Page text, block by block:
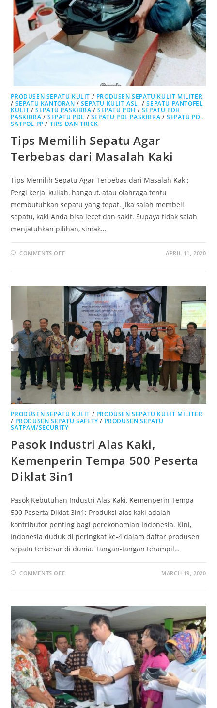
PRODUSEN SEPATU KULIT / PRODUSEN SEPATU KULIT MILITER
/ SEPATU KANTORAN /SEPATU KULIT ASLI /SEPATU PANTOFEL
KULIT /SEPATU PASKIBRA /SEPATU PDH / SEPATU PDH
PASKIBRA /SEPATU PDL / SEPATU PDL PASKIBRA /SEPATU PDL
SATPOL PP / TIPS DAN TRICK
Tips Memilih Sepatu Agar
Terbebas dari Masalah Kaki
Tips Memilih Sepatu Agar Terbebas dari Masalah Kaki;
Pergi kerja, kuliah, hangout, atau olahraga tentu
membutuhkan sepatu yang tepat. Jika salah membeli
sepatu, kaki Anda bisa lecet dan sakit. Supaya tidak salah
menjatuhkan pilihan, simak…
COMMENTS OFFON
TERBEBAS
DARI
MASALAH
KAKI
APRIL 11, 2020
PRODUSEN SEPATU KULIT / PRODUSEN SEPATU KULIT MILITER
/ PRODUSEN SEPATU SAFETY / PRODUSEN SEPATU
SATPAM/SECURITY
Pasok Industri Alas Kaki,
Kemenperin Tempa 500 Peserta
Diklat 3in1
Pasok Kebutuhan Industri Alas Kaki, Kemenperin Tempa
500 Peserta Diklat 3in1; Produksi alas kaki adalah
kontributor penting bagi perekonomian Indonesia. Kini,
Indonesia duduk di peringkat ke-4 dalam daftar produsen
sepatu terbesar di dunia. Tangan-tangan terampil…
COMMENTS OFFON
KEMENPERIN
TEMPA
500
PESERTA
DIKLAT
3IN1
MARCH 19, 2020